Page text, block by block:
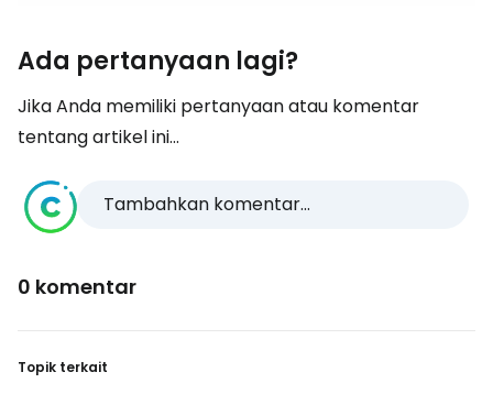
Ada pertanyaan lagi?
Jika Anda memiliki pertanyaan atau komentar
tentang artikel ini...
Tambahkan komentar...
0 komentar
Topik terkait